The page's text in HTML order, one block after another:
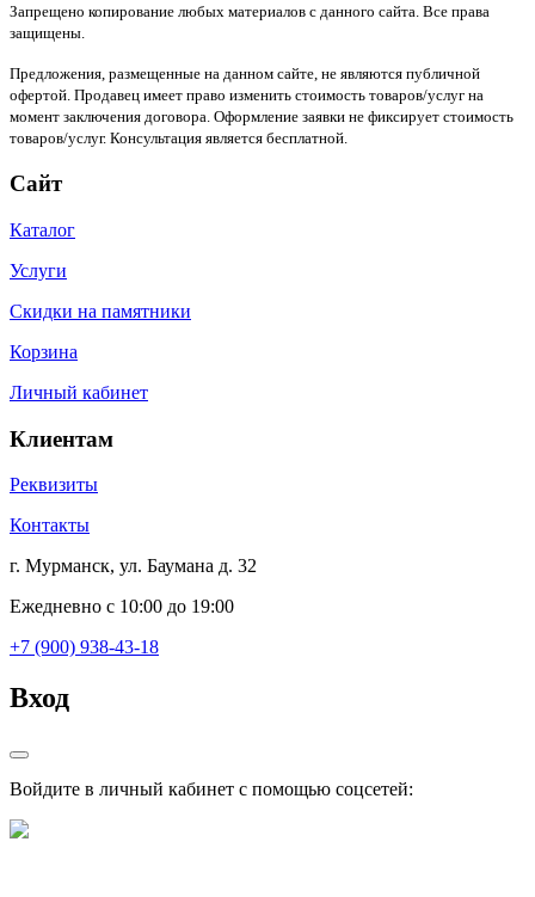
Запрещено копирование любых материалов с данного сайта. Все права
защищены.
Предложения, размещенные на данном сайте, не являются публичной
офертой. Продавец имеет право изменить стоимость товаров/услуг на
момент заключения договора. Оформление заявки не фиксирует стоимость
товаров/услуг. Консультация является бесплатной.
Сайт
Каталог
Услуги
Скидки на памятники
Корзина
Личный кабинет
Клиентам
Реквизиты
Контакты
г. Мурманск, ул. Баумана д. 32
Ежедневно с 10:00 до 19:00
+7 (900) 938-43-18
Вход
Войдите в личный кабинет с помощью соцсетей: